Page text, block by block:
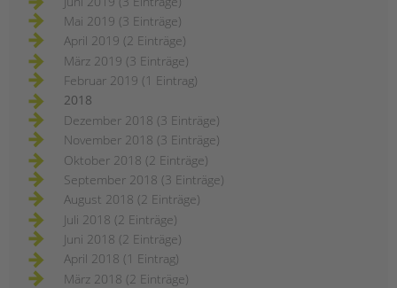
Mai 2019 (3 Einträge)
April 2019 (2 Einträge)
März 2019 (3 Einträge)
Februar 2019 (1 Eintrag)
2018
Dezember 2018 (3 Einträge)
November 2018 (3 Einträge)
Oktober 2018 (2 Einträge)
September 2018 (3 Einträge)
August 2018 (2 Einträge)
Juli 2018 (2 Einträge)
Juni 2018 (2 Einträge)
April 2018 (1 Eintrag)
März 2018 (2 Einträge)